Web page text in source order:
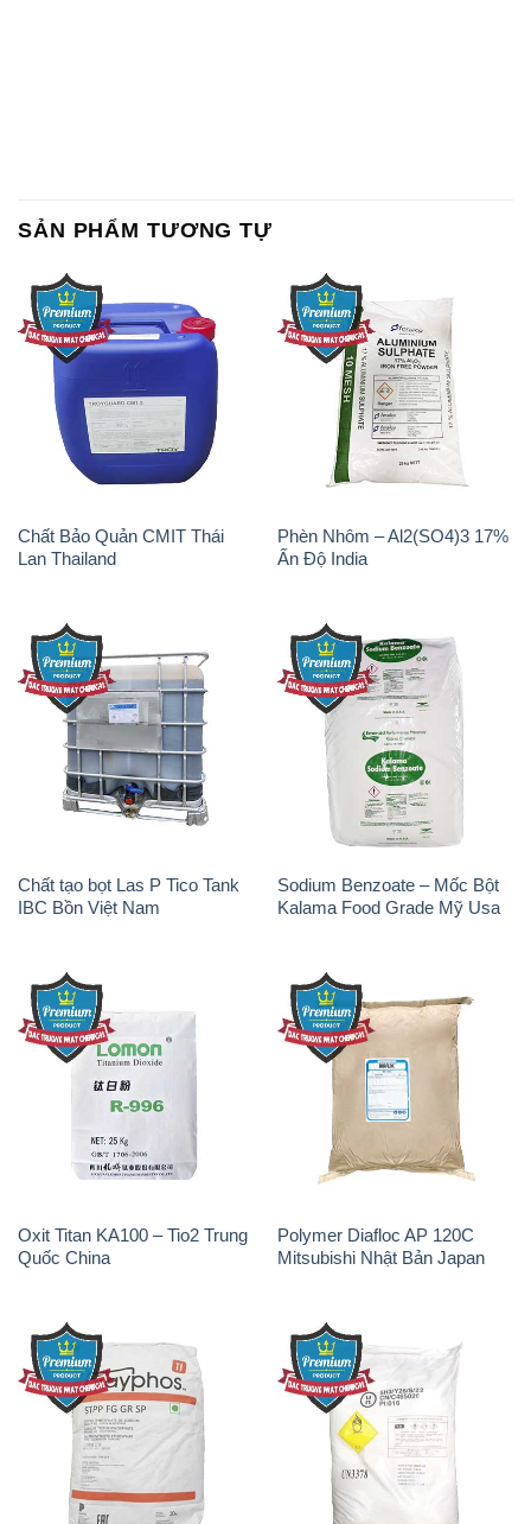
SẢN PHẨM TƯƠNG TỰ
Chất Bảo Quản CMIT Thái
Lan Thailand
Phèn Nhôm – Al2(SO4)3 17%
Ấn Độ India
Chất tạo bọt Las P Tico Tank
IBC Bồn Việt Nam
Sodium Benzoate – Mốc Bột
Kalama Food Grade Mỹ Usa
Oxit Titan KA100 – Tio2 Trung
Quốc China
Polymer Diafloc AP 120C
Mitsubishi Nhật Bản Japan